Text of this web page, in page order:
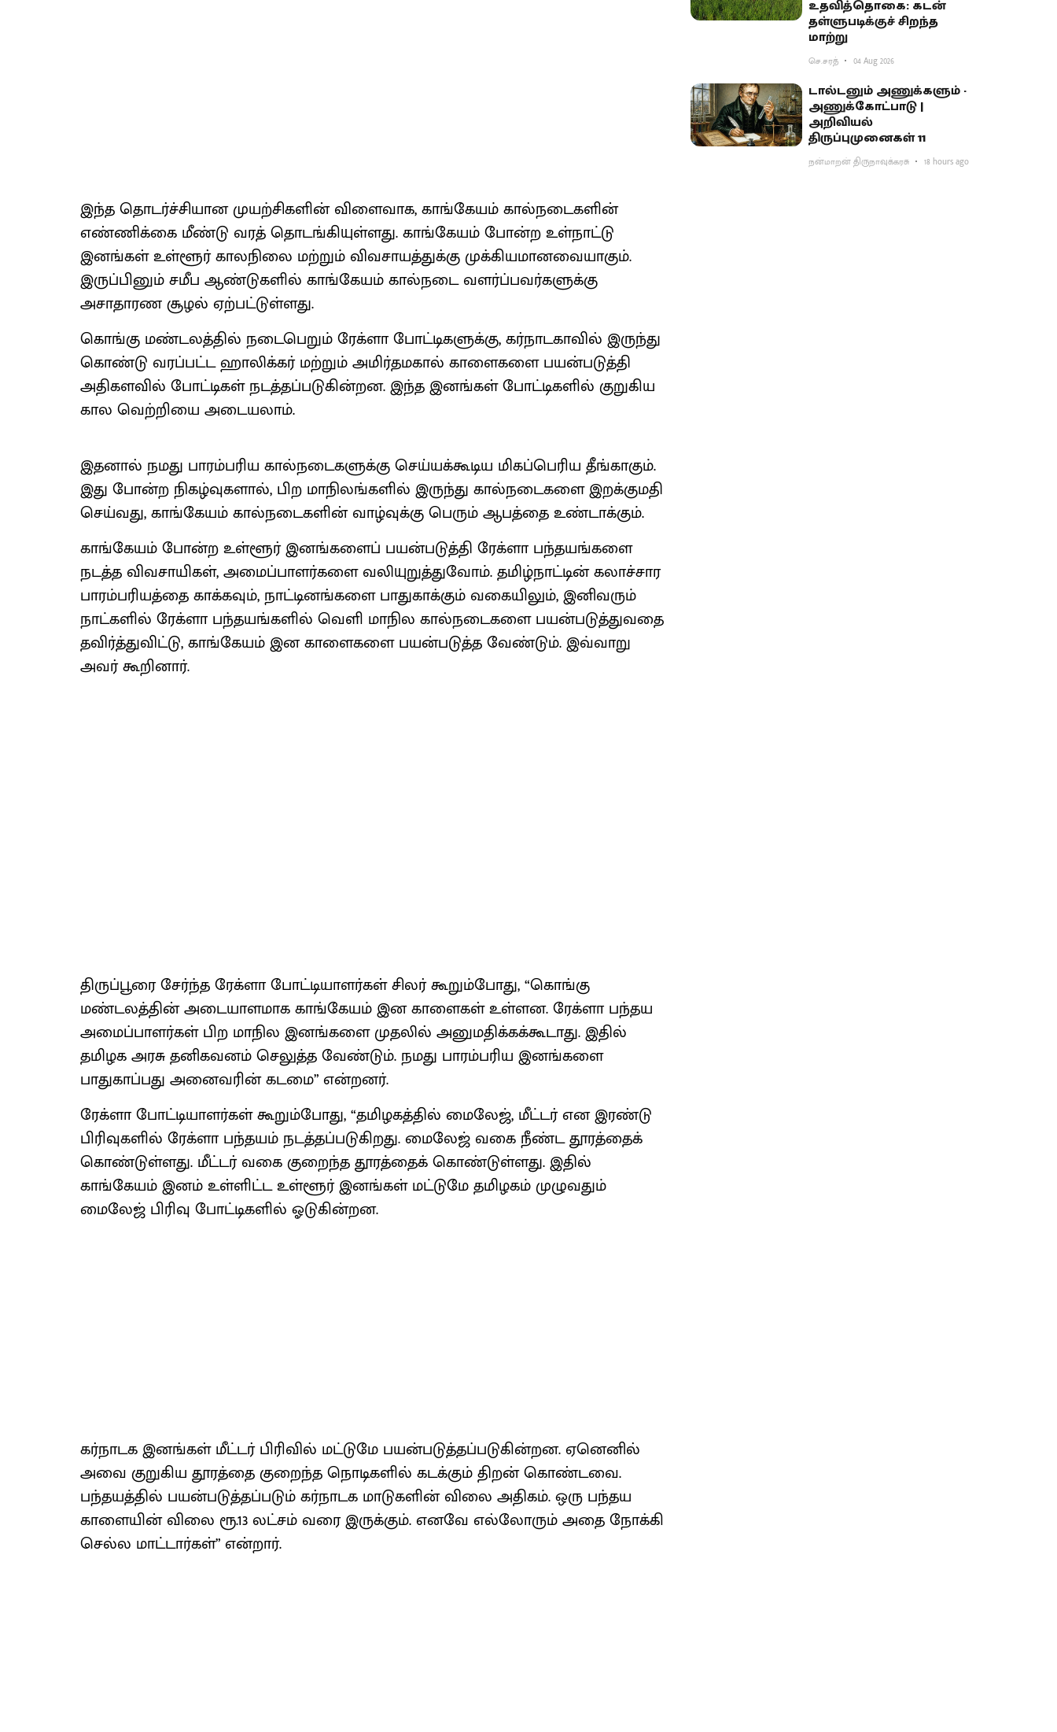
இந்த தொடர்ச்சியான முயற்சிகளின் விளைவாக, காங்கேயம் கால்நடைகளின்
எண்ணிக்கை மீண்டு வரத் தொடங்கியுள்ளது. காங்கேயம் போன்ற உள்நாட்டு
இனங்கள் உள்ளூர் காலநிலை மற்றும் விவசாயத்துக்கு முக்கியமானவையாகும்.
இருப்பினும் சமீப ஆண்டுகளில் காங்கேயம் கால்நடை வளர்ப்பவர்களுக்கு
அசாதாரண சூழல் ஏற்பட்டுள்ளது.
கொங்கு மண்டலத்தில் நடைபெறும் ரேக்ளா போட்டிகளுக்கு, கர்நாடகாவில் இருந்து
கொண்டு வரப்பட்ட ஹாலிக்கர் மற்றும் அமிர்தமகால் காளைகளை பயன்படுத்தி
அதிகளவில் போட்டிகள் நடத்தப்படுகின்றன. இந்த இனங்கள் போட்டிகளில் குறுகிய
கால வெற்றியை அடையலாம்.
இதனால் நமது பாரம்பரிய கால்நடைகளுக்கு செய்யக்கூடிய மிகப்பெரிய தீங்காகும்.
இது போன்ற நிகழ்வுகளால், பிற மாநிலங்களில் இருந்து கால்நடைகளை இறக்குமதி
செய்வது, காங்கேயம் கால்நடைகளின் வாழ்வுக்கு பெரும் ஆபத்தை உண்டாக்கும்.
காங்கேயம் போன்ற உள்ளூர் இனங்களைப் பயன்படுத்தி ரேக்ளா பந்தயங்களை
நடத்த விவசாயிகள், அமைப்பாளர்களை வலியுறுத்துவோம். தமிழ்நாட்டின் கலாச்சார
பாரம்பரியத்தை காக்கவும், நாட்டினங்களை பாதுகாக்கும் வகையிலும், இனிவரும்
நாட்களில் ரேக்ளா பந்தயங்களில் வெளி மாநில கால்நடைகளை பயன்படுத்துவதை
தவிர்த்துவிட்டு, காங்கேயம் இன காளைகளை பயன்படுத்த வேண்டும். இவ்வாறு
அவர் கூறினார்.
திருப்பூரை சேர்ந்த ரேக்ளா போட்டியாளர்கள் சிலர் கூறும்போது, “கொங்கு
மண்டலத்தின் அடையாளமாக காங்கேயம் இன காளைகள் உள்ளன. ரேக்ளா பந்தய
அமைப்பாளர்கள் பிற மாநில இனங்களை முதலில் அனுமதிக்கக்கூடாது. இதில்
தமிழக அரசு தனிகவனம் செலுத்த வேண்டும். நமது பாரம்பரிய இனங்களை
பாதுகாப்பது அனைவரின் கடமை” என்றனர்.
ரேக்ளா போட்டியாளர்கள் கூறும்போது, “தமிழகத்தில் மைலேஜ், மீட்டர் என இரண்டு
பிரிவுகளில் ரேக்ளா பந்தயம் நடத்தப்படுகிறது. மைலேஜ் வகை நீண்ட தூரத்தைக்
கொண்டுள்ளது. மீட்டர் வகை குறைந்த தூரத்தைக் கொண்டுள்ளது. இதில்
காங்கேயம் இனம் உள்ளிட்ட உள்ளூர் இனங்கள் மட்டுமே தமிழகம் முழுவதும்
மைலேஜ் பிரிவு போட்டிகளில் ஓடுகின்றன.
கர்நாடக இனங்கள் மீட்டர் பிரிவில் மட்டுமே பயன்படுத்தப்படுகின்றன. ஏனெனில்
அவை குறுகிய தூரத்தை குறைந்த நொடிகளில் கடக்கும் திறன் கொண்டவை.
பந்தயத்தில் பயன்படுத்தப்படும் கர்நாடக மாடுகளின் விலை அதிகம். ஒரு பந்தய
காளையின் விலை ரூ.13 லட்சம் வரை இருக்கும். எனவே எல்லோரும் அதை நோக்கி
செல்ல மாட்டார்கள்” என்றார்.
உதவித்தொகை: கடன்
தள்ளுபடிக்குச் சிறந்த
மாற்று
செ.சரத் 04 Aug 2026
டால்டனும் அணுக்களும் -
அணுக்கோட்பாடு |
அறிவியல்
திருப்புமுனைகள் 11
நன்மாறன் திருநாவுக்கரசு 18 hours ago